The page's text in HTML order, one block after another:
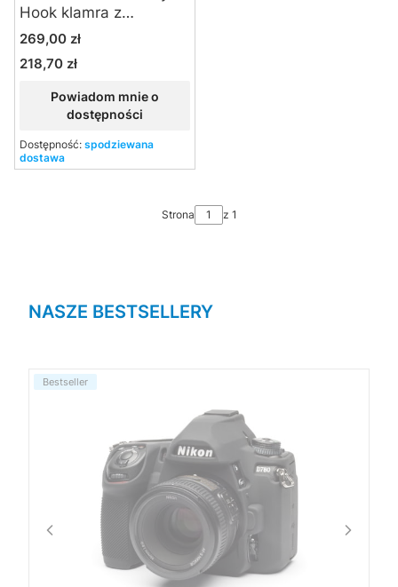
Hook klamra z
regulowanym
rozstawem szczęk
Cena
269,00 zł
Cena
218,70 zł
Powiadom mnie o
dostępności
Dostępność: spodziewana
dostawa
Strona z 1
NASZE BESTSELLERY
Bestseller